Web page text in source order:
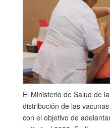
El Ministerio de Salud de
distribución de las
con el objetivo de